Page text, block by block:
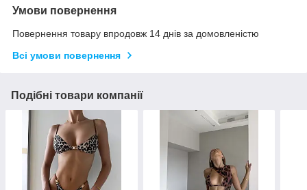
Умови повернення
Повернення товару впродовж 14 днів за домовленістю
Всі умови повернення
Подібні товари компанії